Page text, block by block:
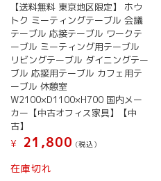
【送料無料 東京地区限定】 ホウ
トク ミーティングテーブル 会議
テーブル 応接テーブル ワークテ
ーブル ミーティング用テーブル
リビングテーブル ダイニングテー
ブル 応接用テーブル カフェ用テ
ーブル 休憩室
W2100×D1100×H700 国内メー
カー【中古オフィス家具】【中
古】
¥
21,800 (税込）
在庫切れ